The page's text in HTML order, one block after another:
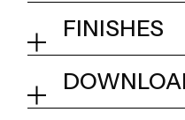
Rectangular
32x15 mm
Collection
FINISHES
01Q - Chrome
Tech info